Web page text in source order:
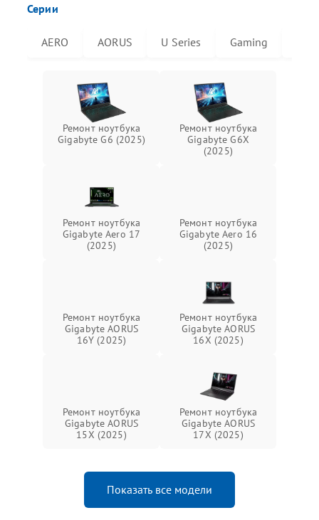
Серии
AERO AORUS U Series Gaming
Ремонт ноутбука
Gigabyte G6 (2025)
Ремонт ноутбука
Gigabyte G6X
(2025)
Ремонт ноутбука
Gigabyte Aero 17
(2025)
Ремонт ноутбука
Gigabyte Aero 16
(2025)
Ремонт ноутбука
Gigabyte AORUS
16Y (2025)
Ремонт ноутбука
Gigabyte AORUS
16X (2025)
Ремонт ноутбука
Gigabyte AORUS
15X (2025)
Ремонт ноутбука
Gigabyte AORUS
17X (2025)
Показать все модели